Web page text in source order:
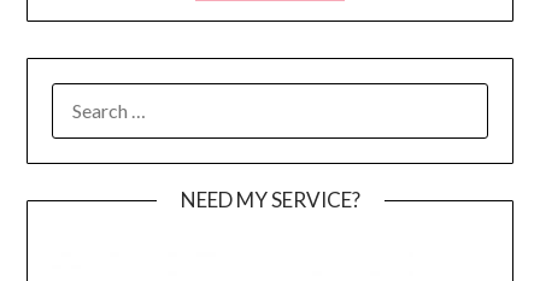
FOR:
NEED MY SERVICE?